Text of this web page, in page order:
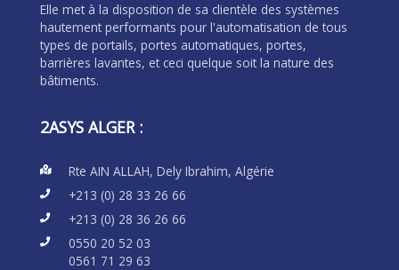
Elle met à la disposition de sa clientèle des systèmes
hautement performants pour l'automatisation de tous
types de portails, portes automatiques, portes,
barrières lavantes, et ceci quelque soit la nature des
bâtiments.
2ASYS ALGER :
Rte AIN ALLAH, Dely Ibrahim, Algérie
+213 (0) 28 33 26 66
+213 (0) 28 36 26 66
0550 20 52 03
0561 71 29 63